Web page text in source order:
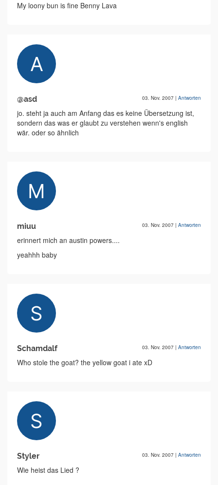
My loony bun is fine Benny Lava
@asd 03. Nov. 2007 | Antworten
jo. steht ja auch am Anfang das es keine Übersetzung ist,
sondern das was er glaubt zu verstehen wenn's english
wär. oder so ähnlich
miuu 03. Nov. 2007 | Antworten
erinnert mich an austin powers....
yeahhh baby
Schamdalf 03. Nov. 2007 | Antworten
Who stole the goat? the yellow goat i ate xD
Styler 03. Nov. 2007 | Antworten
Wie heist das Lied ?